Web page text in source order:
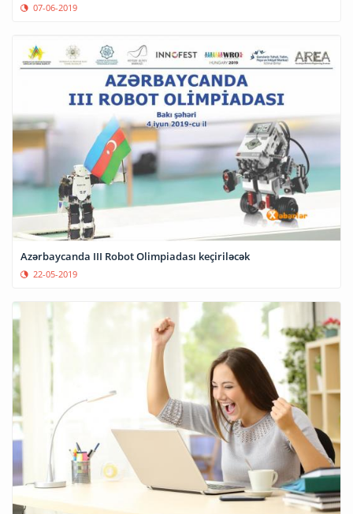
07-06-2019
Azərbaycanda III Robot Olimpiadası keçiriləcək
22-05-2019